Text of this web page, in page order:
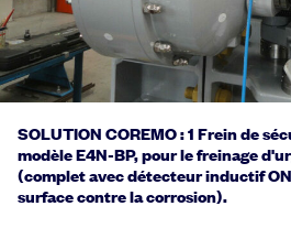
SOLUTION COREMO : 1 Frein de
modèle E4N-BP, pour le freinage
(complet avec détecteur inductif
surface contre la corrosion).